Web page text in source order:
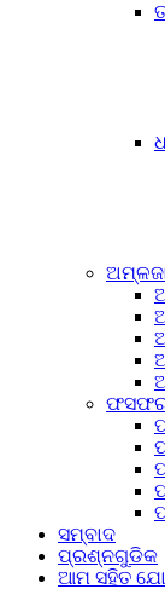
ଫସଫର
ସମ୍ବାଦ
ପ୍ରଶ୍ନଗୁଡିକ
ଆମ ସହିତ